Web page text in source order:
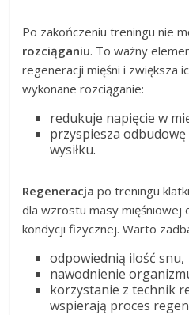
Po zakończeniu treningu nie
rozciąganiu. To ważny
regeneracji mięśni i zwiększa
wykonane rozciąganie:
redukuje napięcie w
przyspiesza
wysiłku.
Regeneracja po treningu
dla wzrostu masy mięśniowej
kondycji fizycznej. Warto
odpowiednią ilość snu,
nawodnienie
korzystanie z technik
wspierają proces